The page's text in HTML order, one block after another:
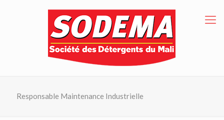
Responsable Maintenance Industrielle